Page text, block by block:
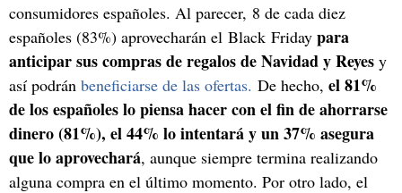
consumidores españoles. Al parecer, 8 de cada diez
españoles (83%) aprovecharán el Black Friday para
anticipar sus compras de regalos de Navidad y Reyes y
así podrán beneficiarse de las ofertas. De hecho, el 81%
de los españoles lo piensa hacer con el fin de ahorrarse
dinero (81%), el 44% lo intentará y un 37% asegura
que lo aprovechará, aunque siempre termina realizando
alguna compra en el último momento. Por otro lado, el